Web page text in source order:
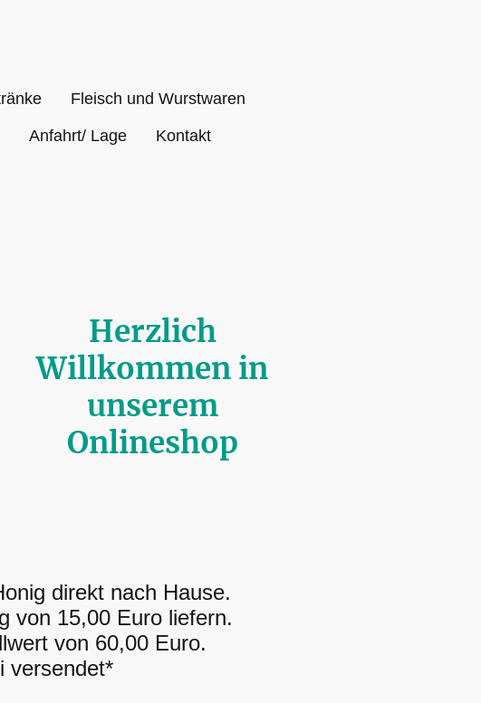
Fleisch und Wurstwaren
Anfahrt/ Lage Kontakt
Herzlich
Willkommen in
unserem
Onlineshop
direkt nach Hause.
von 15,00 Euro liefern.
von 60,00 Euro.
versendet*